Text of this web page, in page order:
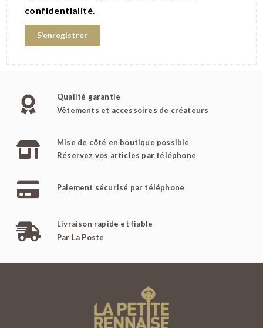
confidentialité
S’enregistrer
Qualité garantie
Vêtements et accessoires de créateurs
Mise de côté en boutique possible
Réservez vos articles par téléphone
Paiement sécurisé par téléphone
Livraison rapide et fiable
Par La Poste